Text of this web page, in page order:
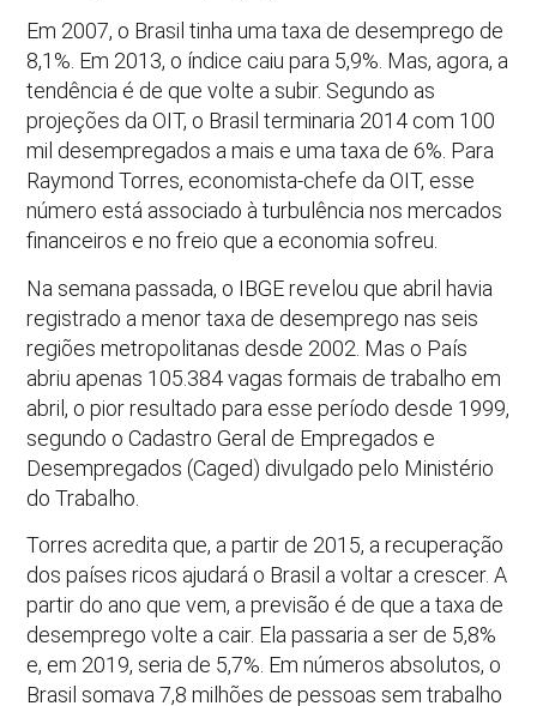
Em 2007, o Brasil tinha uma taxa de desemprego de
8,1%. Em 2013, o índice caiu para 5,9%. Mas, agora, a
tendência é de que volte a subir. Segundo as
projeções da OIT, o Brasil terminaria 2014 com 100
mil desempregados a mais e uma taxa de 6%. Para
Raymond Torres, economista-chefe da OIT, esse
número está associado à turbulência nos mercados
financeiros e no freio que a economia sofreu.
Na semana passada, o IBGE revelou que abril havia
registrado a menor taxa de desemprego nas seis
regiões metropolitanas desde 2002. Mas o País
abriu apenas 105.384 vagas formais de trabalho em
abril, o pior resultado para esse período desde 1999,
segundo o Cadastro Geral de Empregados e
Desempregados (Caged) divulgado pelo Ministério
do Trabalho.
Torres acredita que, a partir de 2015, a recuperação
dos países ricos ajudará o Brasil a voltar a crescer. A
partir do ano que vem, a previsão é de que a taxa de
desemprego volte a cair. Ela passaria a ser de 5,8%
e, em 2019, seria de 5,7%. Em números absolutos, o
Brasil somava 7,8 milhões de pessoas sem trabalho